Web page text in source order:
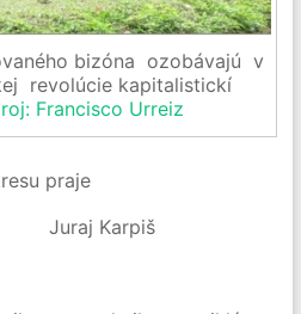
bizóna ozobávajú v
revolúcie kapitalistickí
Francisco Urreiz
praje
Karpiš